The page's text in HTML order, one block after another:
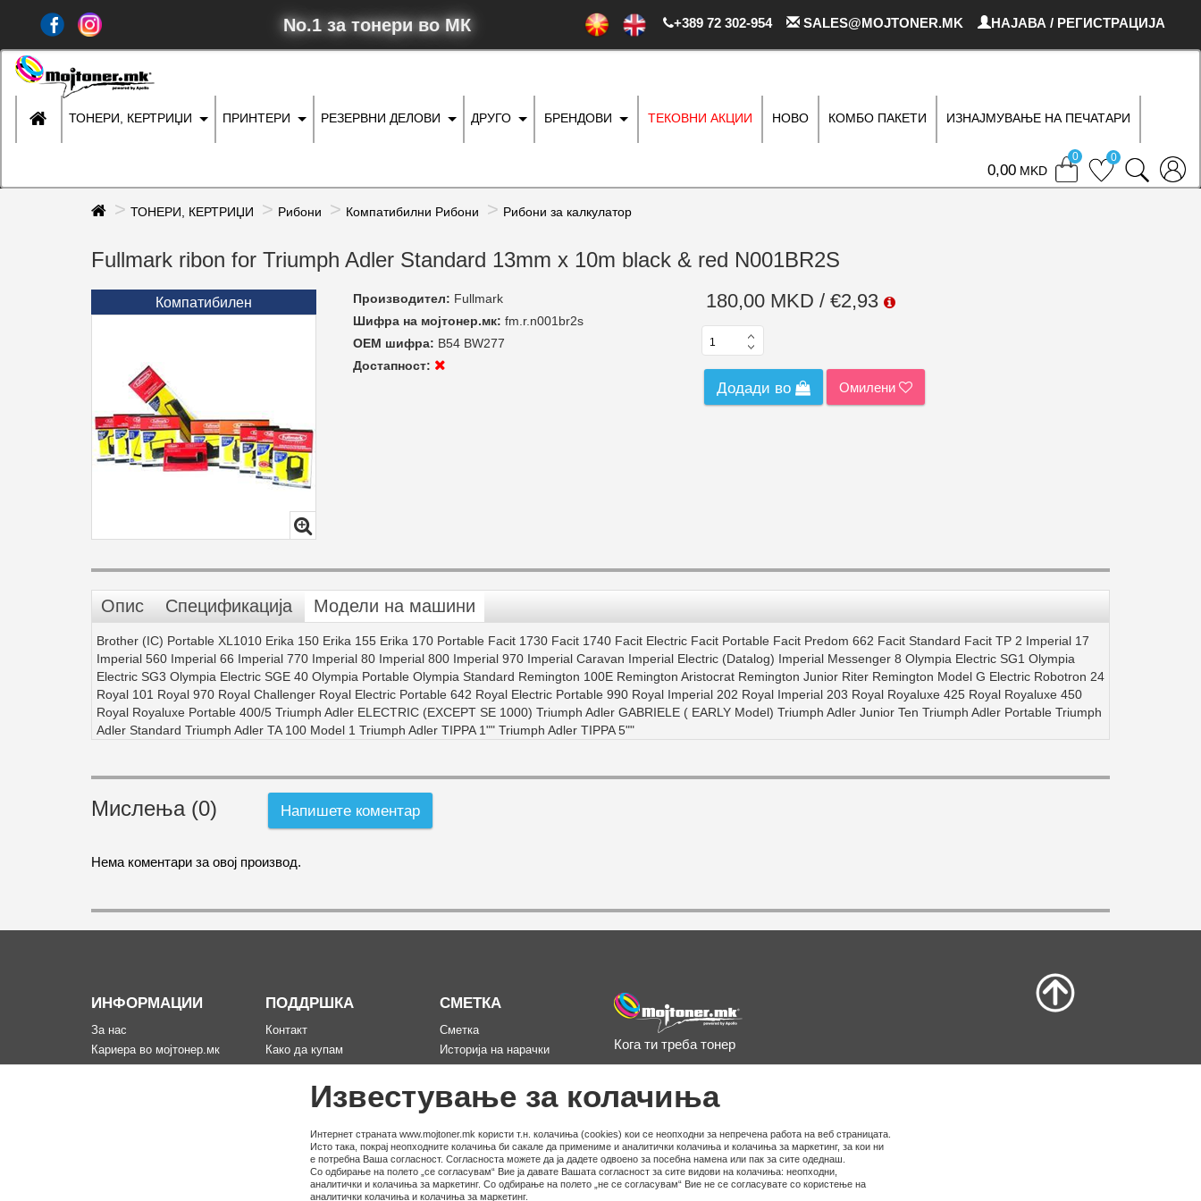
Известување за колачиња
Интернет страната www.mojtoner.mk користи т.н. колачиња (cookies) кои се неопходни за непречена работа на веб страницата.
Исто така, покрај неопходните колачиња би сакале да примениме и аналитички колачиња и колачиња за маркетинг, за кои ни
е потребна Ваша согласност. Согласноста можете да ја дадете одвоено за посебна намена или пак за сите одеднаш.
Со одбирање на полето „се согласувам“ Вие ја давате Вашата согласност за сите видови на колачиња: неопходни,
аналитички и колачиња за маркетинг. Со одбирање на полето „не се согласувам“ Вие не се согласувате со користење на
аналитички колачиња и колачиња за маркетинг.
No.1 за тонери во МК +389 72 302-954 SALES@MOJTONER.MK НАЈАВА / РЕГИСТРАЦИЈА
ТОНЕРИ, КЕРТРИЏИ ПРИНТЕРИ РЕЗЕРВНИ ДЕЛОВИ ДРУГО БРЕНДОВИ ТЕКОВНИ АКЦИИ НОВО КОМБО ПАКЕТИ ИЗНАЈМУВАЊЕ НА ПЕЧАТАРИ
0 MKD
0 0
ТОНЕРИ, КЕРТРИЏИ Рибони Компатибилни Рибони Рибони за калкулатор
Fullmark ribon for Triumph Adler Standard 13mm x 10m black & red N001BR2S
Компатибилен Производител: Fullmark
Шифра на мојтонер.мк: fm.r.n001br2s
ОЕМ шифра: B54 BW277
Достапност:
180,00 MKD / €2,93
Додади во Омилени
Опис Спецификација Модели на машини
Brother (IC) Portable XL1010 Erika 150 Erika 155 Erika 170 Portable Facit 1730 Facit 1740 Facit Electric Facit Portable Facit Predom 662 Facit Standard Facit TP 2 Imperial 17
Imperial 560 Imperial 66 Imperial 770 Imperial 80 Imperial 800 Imperial 970 Imperial Caravan Imperial Electric (Datalog) Imperial Messenger 8 Olympia Electric SG1 Olympia
Electric SG3 Olympia Electric SGE 40 Olympia Portable Olympia Standard Remington 100E Remington Aristocrat Remington Junior Riter Remington Model G Electric Robotron 24
Royal 101 Royal 970 Royal Challenger Royal Electric Portable 642 Royal Electric Portable 990 Royal Imperial 202 Royal Imperial 203 Royal Royaluxe 425 Royal Royaluxe 450
Royal Royaluxe Portable 400/5 Triumph Adler ELECTRIC (EXCEPT SE 1000) Triumph Adler GABRIELE ( EARLY Model) Triumph Adler Junior Ten Triumph Adler Portable Triumph
Adler Standard Triumph Adler TA 100 Model 1 Triumph Adler TIPPA 1"" Triumph Adler TIPPA 5""
Мислења (0) Напишете коментар
Нема коментари за овој производ.
ИНФОРМАЦИИ
За нас
Кариера во мојтонер.мк
Информации за испорака
ПОДДРШКА
Контакт
Како да купам
Рекламација за производ
Мапа на сајтот
СМЕТКА
Сметка
Историја на нарачки
Омилени
Кога ти треба тонер